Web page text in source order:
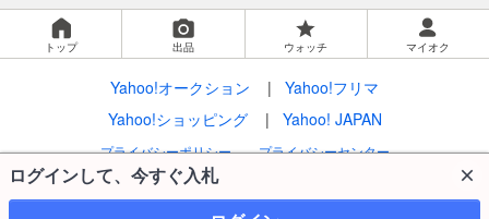
トップ 出品 ウォッチ マイオク
Yahoo!オークション
Yahoo!フリマ
Yahoo!ショッピング
Yahoo! JAPAN
プライバシーポリシー
プライバシーセンター
利用規約
LYPプレミアム利用ガイド
特定商取引法の表示
ストア出店について
ログインして、今すぐ入札